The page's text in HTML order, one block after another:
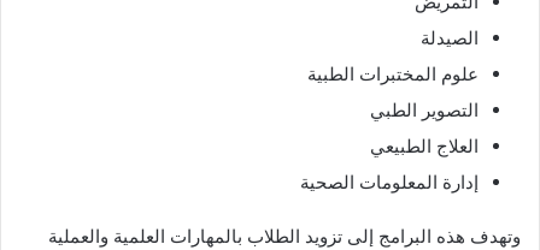
الصيدلة
علوم المختبرات الطبية
التصوير الطبي
العلاج الطبيعي
إدارة المعلومات الصحية
وتهدف هذه البرامج إلى تزويد الطلاب بالمهارات العلمية والعملية